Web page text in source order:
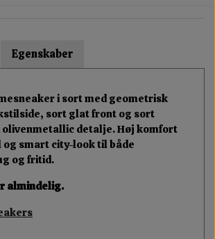
Egenskaber
i sort med geometrisk
sort glat front og sort
olivenmetallic detalje. Høj komfort
og smart city-look til både
og fritid.
almindelig.